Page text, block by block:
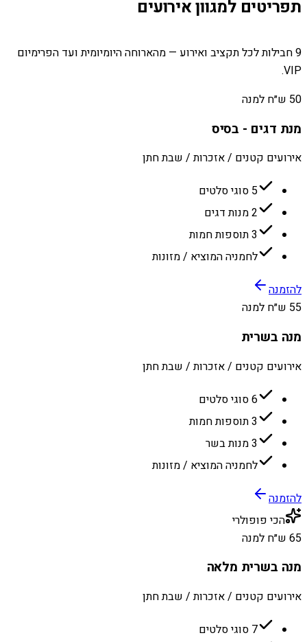
תפריטים למגוון אירועים
9 חבילות לכל תקציב ואירוע — מהארוחה היומיומית ועד הפרימיום
VIP.
50 ש״ח למנה
מנת דגים - בסיס
אירועים קטנים / אזכרות / שבת חתן
5 סוגי סלטים
2 מנות דגים
3 תוספות חמות
לחמניה המוציא / מזונות
להזמנה
55 ש״ח למנה
מנה בשרית
אירועים קטנים / אזכרות / שבת חתן
6 סוגי סלטים
3 תוספות חמות
3 מנות בשר
לחמניה המוציא / מזונות
להזמנה
הכי פופולרי
65 ש״ח למנה
מנה בשרית מלאה
אירועים קטנים / אזכרות / שבת חתן
7 סוגי סלטים